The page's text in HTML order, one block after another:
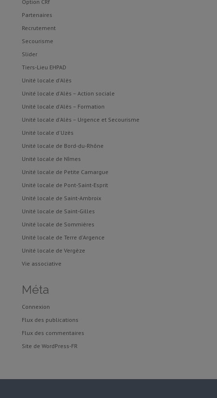
Option CRf
Partenaires
Recrutement
Secourisme
Slider
Tiers-Lieu EHPAD
Unité locale d'Alès
Unité locale d'Alès – Action sociale
Unité locale d'Alès – Formation
Unité locale d'Alès – Urgence et Secourisme
Unité locale d'Uzès
Unité locale de Bord-du-Rhône
Unité locale de Nîmes
Unité locale de Petite Camargue
Unité locale de Pont-Saint-Esprit
Unité locale de Saint-Ambroix
Unité locale de Saint-Gilles
Unité locale de Sommières
Unité locale de Terre d'Argence
Unité locale de Vergèze
Vie associative
Méta
Connexion
Flux des publications
Flux des commentaires
Site de WordPress-FR